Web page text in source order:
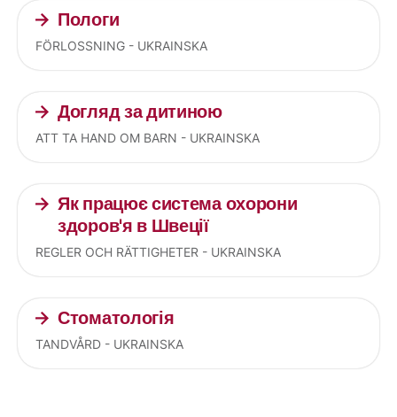
Пологи
FÖRLOSSNING - UKRAINSKA
Догляд за дитиною
ATT TA HAND OM BARN - UKRAINSKA
Як працює система охорони
здоров'я в Швеції
REGLER OCH RÄTTIGHETER - UKRAINSKA
Стоматологія
TANDVÅRD - UKRAINSKA